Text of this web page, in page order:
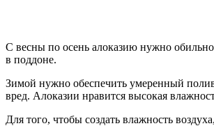
С весны по осень алоказию нужно обильно
в поддоне.
Зимой нужно обеспечить умеренный
вред. Алоказии нравится высокая
Для того, чтобы создать влажность